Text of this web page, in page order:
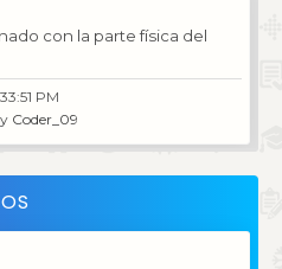
con la parte física del
PM
Coder_09